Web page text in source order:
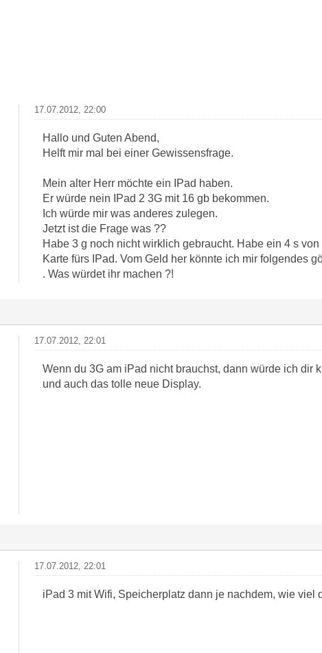
17.07.2012, 22:00
Hallo und Guten Abend,
Helft mir mal bei einer Gewissensfrage.
Mein alter Herr möchte ein IPad haben.
Er würde nein IPad 2 3G mit 16 gb bekommen.
Ich würde mir was anderes zulegen.
Jetzt ist die Frage was ??
Habe 3 g noch nicht wirklich gebraucht. Habe ein 4 s
Karte fürs IPad. Vom Geld her könnte ich mir folgendes
. Was würdet ihr machen ?!
17.07.2012, 22:01
Wenn du 3G am iPad nicht brauchst, dann würde ich dir
und auch das tolle neue Display.
17.07.2012, 22:01
iPad 3 mit Wifi, Speicherplatz dann je nachdem, wie viel